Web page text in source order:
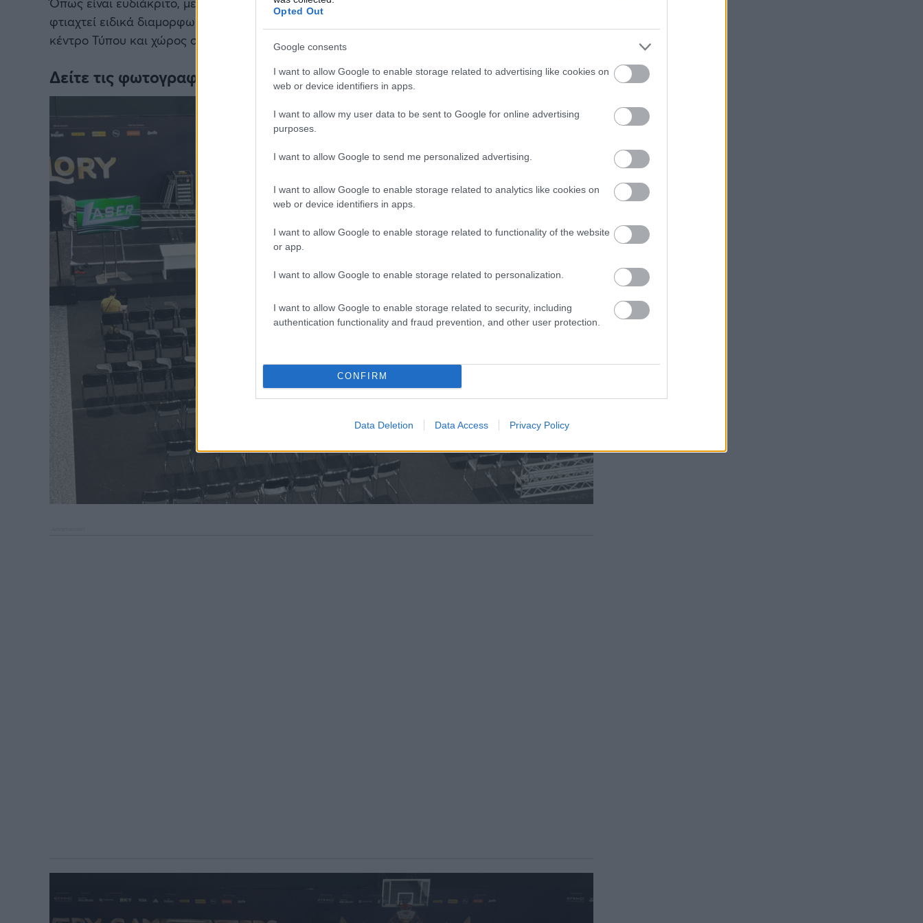
Opted Out
Google consents
I want to allow Google to enable storage related to advertising like cookies on
web or device identifiers in apps.
I want to allow my user data to be sent to Google for online advertising
purposes.
I want to allow Google to send me personalized advertising.
I want to allow Google to enable storage related to analytics like cookies on
web or device identifiers in apps.
I want to allow Google to enable storage related to functionality of the website
or app.
I want to allow Google to enable storage related to personalization.
I want to allow Google to enable storage related to security, including
authentication functionality and fraud prevention, and other user protection.
CONFIRM
Data Deletion Data Access Privacy Policy
φτιαχτεί ειδικά διαμορφωμένοι χώροι στα βοηθητικά γήπεδα, όπου θα χρησιμοποιηθούν ως
κέντρο Τύπου και χώρος συνεντεύξεων και events.
Δείτε τις φωτογραφίες